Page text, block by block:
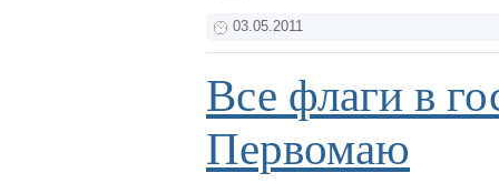
03.05.2011
Все флаги в
Первомаю